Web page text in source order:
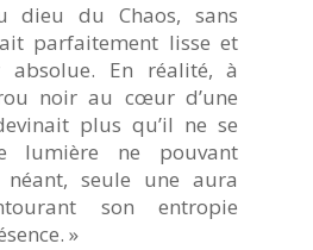
dieu du Chaos, sans
parfaitement lisse et
absolue. En réalité, à
noir au cœur d’une
plus qu’il ne se
lumière ne pouvant
néant, seule une aura
son entropie
»